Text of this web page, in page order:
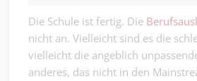
Die Schule ist fertig. Die
nicht an. Vielleicht sind es die
vielleicht die angeblich
anderes, das nicht in den